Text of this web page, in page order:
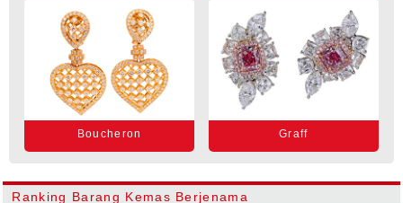
Boucheron Graff
Ranking Barang Kemas Berjenama